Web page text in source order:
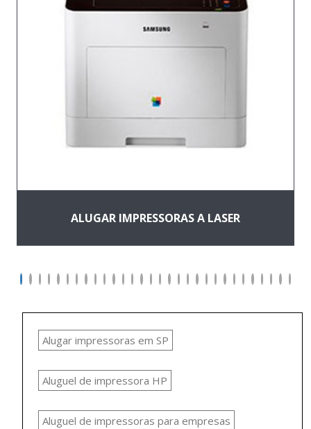
ALUGAR IMPRESSORAS A LASER
Alugar impressoras em SP
Aluguel de impressora HP
Aluguel de impressoras para empresas